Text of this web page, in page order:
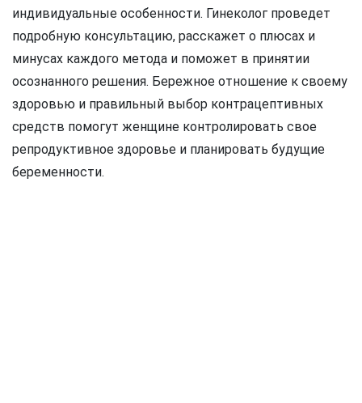
индивидуальные особенности. Гинеколог проведет
подробную консультацию, расскажет о плюсах и
минусах каждого метода и поможет в принятии
осознанного решения. Бережное отношение к своему
здоровью и правильный выбор контрацептивных
средств помогут женщине контролировать свое
репродуктивное здоровье и планировать будущие
беременности.